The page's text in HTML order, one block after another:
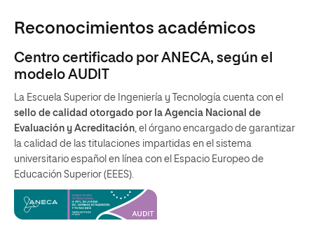
Reconocimientos académicos
Centro certificado por ANECA, según el
modelo AUDIT
La Escuela Superior de Ingeniería y Tecnología cuenta con el
sello de calidad otorgado por la Agencia Nacional de
Evaluación y Acreditación, el órgano encargado de garantizar
la calidad de las titulaciones impartidas en el sistema
universitario español en línea con el Espacio Europeo de
Educación Superior (EEES).